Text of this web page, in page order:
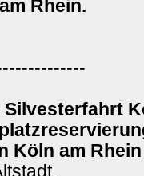
Rhein.
Köln am Rhein